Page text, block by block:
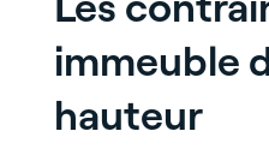
immeuble
hauteur